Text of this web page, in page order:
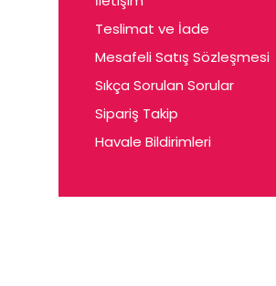
Cerin
Ceta
Ceyda
Chris
Ciey
Cleo
Teslimat ve İade
Mesafeli Satış Sözleşmesi
Sıkça Sorulan Sorular
Sipariş Takip
Havale Bildirimleri